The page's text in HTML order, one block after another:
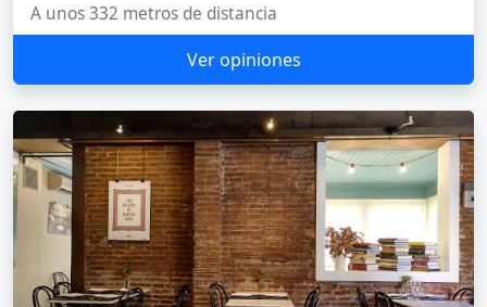
A unos 332 metros de distancia
Ver opiniones